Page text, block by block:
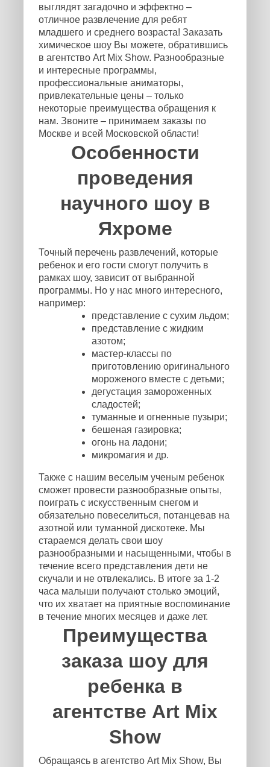
выглядят загадочно и эффектно –
отличное развлечение для ребят
младшего и среднего возраста! Заказать
химическое шоу Вы можете, обратившись
в агентство Art Mix Show. Разнообразные
и интересные программы,
профессиональные аниматоры,
привлекательные цены – только
некоторые преимущества обращения к
нам. Звоните – принимаем заказы по
Москве и всей Московской области!
Особенности
проведения
научного шоу в
Яхроме
Точный перечень развлечений, которые
ребенок и его гости смогут получить в
рамках шоу, зависит от выбранной
программы. Но у нас много интересного,
например:
представление с сухим льдом;
представление с жидким
азотом;
мастер-классы по
приготовлению оригинального
мороженого вместе с детьми;
дегустация замороженных
сладостей;
туманные и огненные пузыри;
бешеная газировка;
огонь на ладони;
микромагия и др.
Также с нашим веселым ученым ребенок
сможет провести разнообразные опыты,
поиграть с искусственным снегом и
обязательно повеселиться, потанцевав на
азотной или туманной дискотеке. Мы
стараемся делать свои шоу
разнообразными и насыщенными, чтобы в
течение всего представления дети не
скучали и не отвлекались. В итоге за 1-2
часа малыши получают столько эмоций,
что их хватает на приятные воспоминание
в течение многих месяцев и даже лет.
Преимущества
заказа шоу для
ребенка в
агентстве Art Mix
Show
Обращаясь в агентство Art Mix Show, Вы